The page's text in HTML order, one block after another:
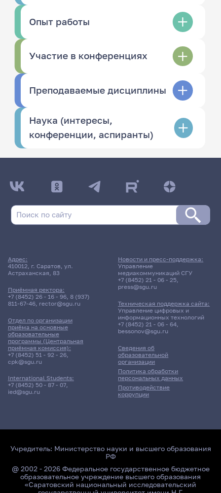
Опыт работы
Участие в конференциях
Преподаваемые дисциплины
Наука (интересы,
конференции, аспиранты)
Адрес:
410012, г. Саратов, ул.
Астраханская, 83
Приёмная ректора:
+7 (8452) 26 - 16 - 96, 8 (937)
811-67-46, rector@sgu.ru
Отдел по организации
приёма на основные
образовательные
программы (Центральная
приёмная комиссия):
+7 (8452) 51 - 92 - 26,
cpk@sgu.ru
International Students:
+7 (8452) 50 - 87 - 07,
ied@sgu.ru
Сведения об
образовательной
организации
Политика обработки
персональных данных
Противодействие
коррупции
Новости и пресс-поддержка:
Управление
медиакоммуникаций СГУ
+7 (8452) 21 - 06 - 25,
press@sgu.ru
Техническая поддержка сайта:
Управление цифровых и
информационных технологий
+7 (8452) 21 - 06 - 64,
bessonov@sgu.ru
Учредитель: Министерство науки и высшего образования
РФ
@ 2002 - 2026 Федеральное государственное бюджетное
образовательное учреждение высшего образования
«Саратовский национальный исследовательский